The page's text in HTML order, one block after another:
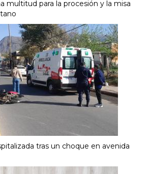
multitud para la procesión y la misa
tras un choque en avenida